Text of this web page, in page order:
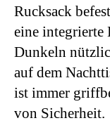
Rucksack
eine integrierte
Dunkeln
auf dem
ist immer
von Sicherheit.